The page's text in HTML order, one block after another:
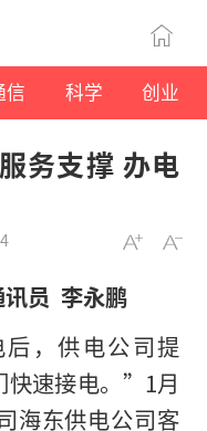
信 科学 创业
务支撑 办电
员 李永鹏
，供电公司提
速接电。”1月
海东供电公司客